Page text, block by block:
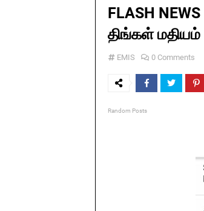
FLASH
திங்கள்
EMIS 0 Comments
Random Posts